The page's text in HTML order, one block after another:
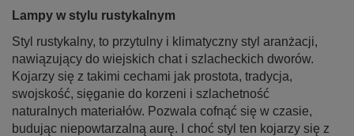
Lampy w stylu rustykalnym
Styl rustykalny, to przytulny i klimatyczny styl aranżacji,
nawiązujący do wiejskich chat i szlacheckich dworów.
Kojarzy się z takimi cechami jak prostota, tradycja,
swojskość, sięganie do korzeni i szlachetność
naturalnych materiałów. Pozwala cofnąć się w czasie,
budując niepowtarzalną aurę. I choć styl ten kojarzy się z